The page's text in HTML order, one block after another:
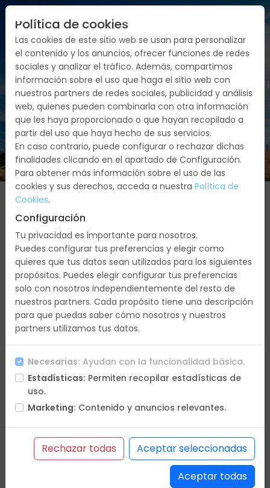
FECHAS SERVICIOS PRESUPUESTO/
Agosto
2026
Día 10 -
Día 31 -
En petición
Confirmación online
* Diferentes plazas por ocupación
Política de cookies
Las cookies de este sitio web se usan para personalizar
el contenido y los anuncios, ofrecer funciones de redes
sociales y analizar el tráfico. Además, compartimos
información sobre el uso que haga el sitio web con
nuestros partners de redes sociales, publicidad y análisis
web, quienes pueden combinarla con otra información
que les haya proporcionado o que hayan recopilado a
partir del uso que haya hecho de sus servicios.
En caso contrario, puede configurar o rechazar dichas
finalidades clicando en el apartado de Configuración.
Para obtener más información sobre el uso de las
cookies y sus derechos, acceda a nuestra Política de
Cookies.
Configuración
Tu privacidad es importante para nosotros.
Puedes configurar tus preferencias y elegir como
quieres que tus datos sean utilizados para los siguientes
propósitos. Puedes elegir configurar tus preferencias
solo con nosotros independientemente del resto de
nuestros partners. Cada propósito tiene una descripción
para que puedas saber cómo nosotros y nuestros
partners utilizamos tus datos.
Necesarias: Ayudan con la funcionalidad básica.
Estadísticas: Permiten recopilar estadísticas de
uso.
Marketing: Contenido y anuncios relevantes.
Rechazar todas
Aceptar seleccionadas
Aceptar todas